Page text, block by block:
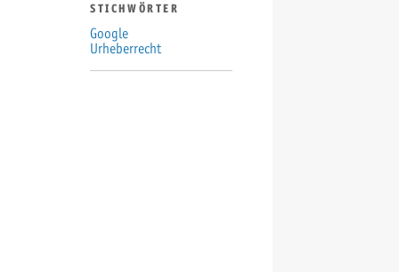
STICHWÖRTER
Google
Urheberrecht